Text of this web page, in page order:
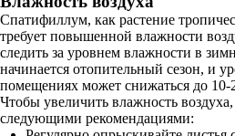
Спатифиллум, как растение
требует повышенной влажности
следить за уровнем влажности в
начинается отопительный сезон, и
помещениях может снижаться до 10-
Чтобы увеличить влажность
следующими рекомендациями: